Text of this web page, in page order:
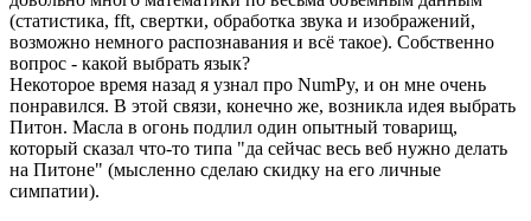
(статистика, fft, свертки, обработка звука и изображений,
возможно немного распознавания и всё такое). Собственно
вопрос - какой выбрать язык?
Некоторое время назад я узнал про NumPy, и он мне очень
понравился. В этой связи, конечно же, возникла идея выбрать
Питон. Масла в огонь подлил один опытный товарищ,
который сказал что-то типа "да сейчас весь веб нужно делать
на Питоне" (мысленно сделаю скидку на его личные
симпатии).